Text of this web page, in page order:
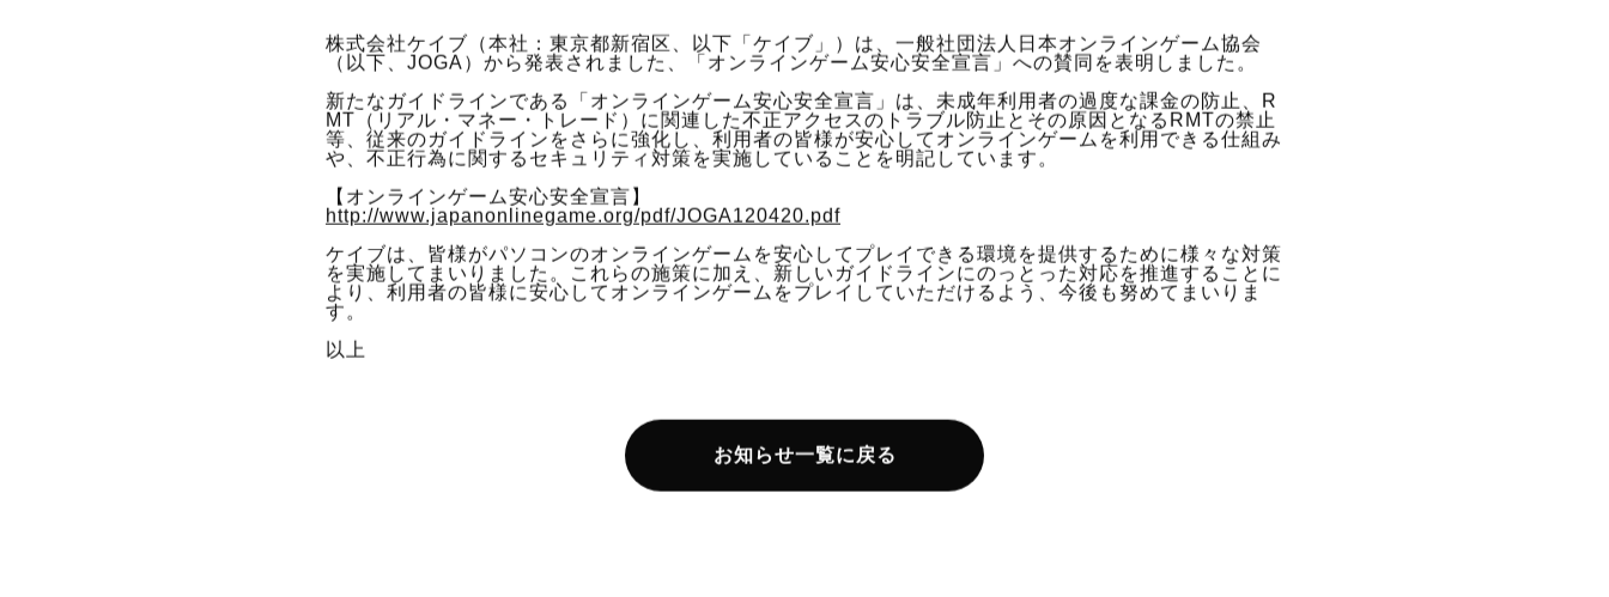
株式会社ケイブ（本社：東京都新宿区、以下「ケイブ」）は、一般社団法人日本オンラインゲーム協会
（以下、JOGA）から発表されました、「オンラインゲーム安心安全宣言」への賛同を表明しました。
新たなガイドラインである「オンラインゲーム安心安全宣言」は、未成年利用者の過度な課金の防止、R
MT（リアル・マネー・トレード）に関連した不正アクセスのトラブル防止とその原因となるRMTの禁止
等、従来のガイドラインをさらに強化し、利用者の皆様が安心してオンラインゲームを利用できる仕組み
や、不正行為に関するセキュリティ対策を実施していることを明記しています。
【オンラインゲーム安心安全宣言】
http://www.japanonlinegame.org/pdf/JOGA120420.pdf
ケイブは、皆様がパソコンのオンラインゲームを安心してプレイできる環境を提供するために様々な対策
を実施してまいりました。これらの施策に加え、新しいガイドラインにのっとった対応を推進することに
より、利用者の皆様に安心してオンラインゲームをプレイしていただけるよう、今後も努めてまいりま
す。
以上
お知らせ一覧に戻る